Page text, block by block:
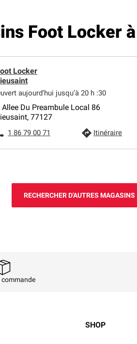
Foot Locker
Locker
aujourd’hui jusqu’à 20 h :30
Allee Du Preambule Local 86
77127
1 86 79 00 71 Itinéraire
RECHERCHER D'AUTRES MAGASINS
commande
SHOP